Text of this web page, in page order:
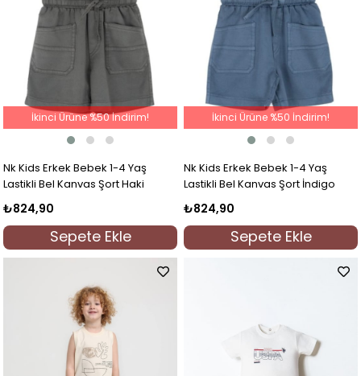
Nk Kids Erkek Bebek 1-4 Yaş
Lastikli Bel Kanvas Şort Haki
₺824,90
Sepete Ekle
İkinci Ürüne %50 İndirim!
Nk Kids Erkek Bebek 1-4 Yaş
Lastikli Bel Kanvas Şort İndigo
₺824,90
Sepete Ekle
İkinci Ürüne %50 İndirim!